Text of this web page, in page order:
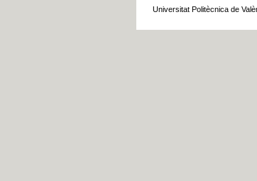
Universitat Politècnica de